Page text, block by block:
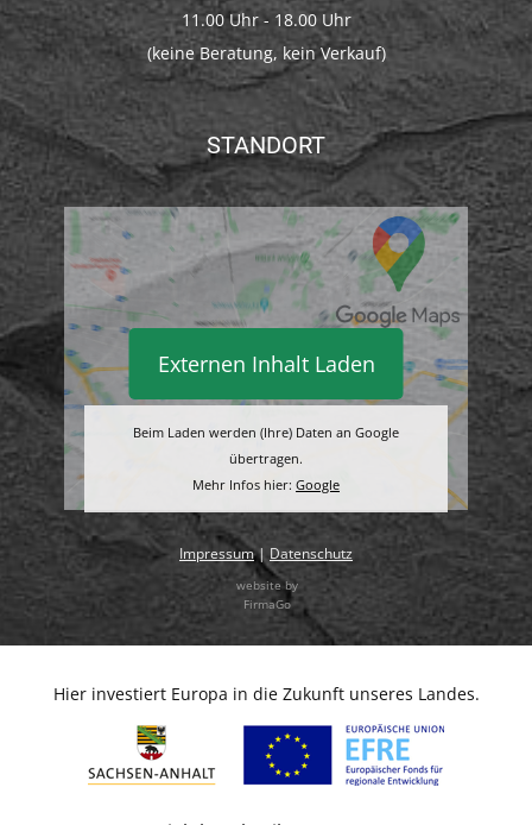
11.00 Uhr - 18.00 Uhr
(keine Beratung, kein Verkauf)
STANDORT
Externen Inhalt Laden
Beim Laden werden (Ihre) Daten an Google
übertragen.
Mehr Infos hier: Google
Impressum| Datenschutz
website by
FirmaGo
Hier investiert Europa in die Zukunft unseres Landes.